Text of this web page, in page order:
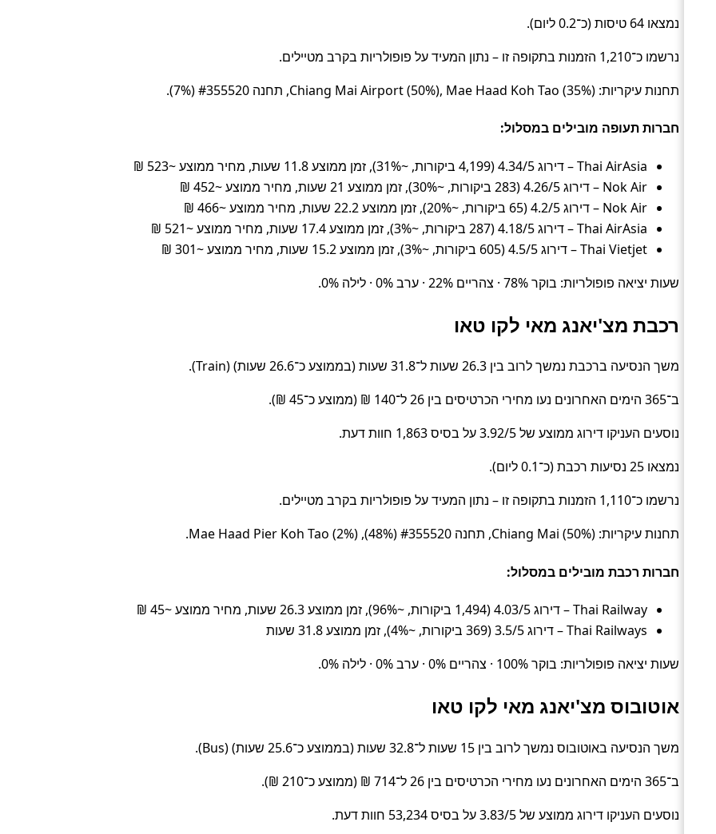
נמצאו 64 טיסות (כ־0.2 ליום).
נרשמו כ־1,210 הזמנות בתקופה זו – נתון המעיד על פופולריות בקרב מטיילים.
תחנות עיקריות: Chiang Mai Airport (50%), Mae Haad Koh Tao (35%), תחנה #355520 (7%).
חברות תעופה מובילים במסלול:
Thai AirAsia – דירוג 4.34/5 (4,199 ביקורות, ~31%), זמן ממוצע 11.8 שעות, מחיר ממוצע ~523 ₪
Nok Air – דירוג 4.26/5 (283 ביקורות, ~30%), זמן ממוצע 21 שעות, מחיר ממוצע ~452 ₪
Nok Air – דירוג 4.2/5 (65 ביקורות, ~20%), זמן ממוצע 22.2 שעות, מחיר ממוצע ~466 ₪
Thai AirAsia – דירוג 4.18/5 (287 ביקורות, ~3%), זמן ממוצע 17.4 שעות, מחיר ממוצע ~521 ₪
Thai Vietjet – דירוג 4.5/5 (605 ביקורות, ~3%), זמן ממוצע 15.2 שעות, מחיר ממוצע ~301 ₪
שעות יציאה פופולריות: בוקר 78% · צהריים 22% · ערב 0% · לילה 0%.
רכבת מצ'יאנג מאי לקו טאו
משך הנסיעה ברכבת נמשך לרוב בין 26.3 שעות ל־31.8 שעות (בממוצע כ־26.6 שעות) (Train).
ב־365 הימים האחרונים נעו מחירי הכרטיסים בין 26 ל־140 ₪ (ממוצע כ־45 ₪).
נוסעים העניקו דירוג ממוצע של 3.92/5 על בסיס 1,863 חוות דעת.
נמצאו 25 נסיעות רכבת (כ־0.1 ליום).
נרשמו כ־1,110 הזמנות בתקופה זו – נתון המעיד על פופולריות בקרב מטיילים.
תחנות עיקריות: Chiang Mai (50%), תחנה #355520 (48%), Mae Haad Pier Koh Tao (2%).
חברות רכבת מובילים במסלול:
Thai Railway – דירוג 4.03/5 (1,494 ביקורות, ~96%), זמן ממוצע 26.3 שעות, מחיר ממוצע ~45 ₪
Thai Railways – דירוג 3.5/5 (369 ביקורות, ~4%), זמן ממוצע 31.8 שעות
שעות יציאה פופולריות: בוקר 100% · צהריים 0% · ערב 0% · לילה 0%.
אוטובוס מצ'יאנג מאי לקו טאו
משך הנסיעה באוטובוס נמשך לרוב בין 15 שעות ל־32.8 שעות (בממוצע כ־25.6 שעות) (Bus).
ב־365 הימים האחרונים נעו מחירי הכרטיסים בין 26 ל־714 ₪ (ממוצע כ־210 ₪).
נוסעים העניקו דירוג ממוצע של 3.83/5 על בסיס 53,234 חוות דעת.